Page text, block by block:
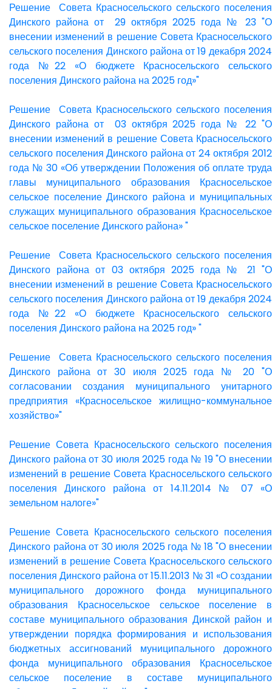
Решение Совета Красносельского сельского поселения
Динского района от 29 октября 2025 года № 23 "О
внесении изменений в решение Совета Красносельского
сельского поселения Динского района от 19 декабря 2024
года №22 «О бюджете Красносельского сельского
поселения Динского района на 2025 год»"
Решение Совета Красносельского сельского поселения
Динского района от 03 октября 2025 года № 22 "О
внесении изменений в решение Совета Красносельского
сельского поселения Динского района от 24 октября 2012
года № 30 «Об утверждении Положения об оплате труда
главы муниципального образования Красносельское
сельское поселение Динского района и муниципальных
служащих муниципального образования Красносельское
сельское поселение Динского района» "
Решение Совета Красносельского сельского поселения
Динского района от 03 октября 2025 года № 21 "О
внесении изменений в решение Совета Красносельского
сельского поселения Динского района от 19 декабря 2024
года №22 «О бюджете Красносельского сельского
поселения Динского района на 2025 год» "
Решение Совета Красносельского сельского поселения
Динского района от 30 июля 2025 года № 20 "О
согласовании создания муниципального унитарного
предприятия «Красносельское жилищно-коммунальное
хозяйство»"
Решение Совета Красносельского сельского поселения
Динского района от 30 июля 2025 года № 19 "О внесении
изменений в решение Совета Красносельского сельского
поселения Динского района от 14.11.2014 № 07 «О
земельном налоге»"
Решение Совета Красносельского сельского поселения
Динского района от 30 июля 2025 года № 18 "О внесении
изменений в решение Совета Красносельского сельского
поселения Динского района от 15.11.2013 № 31 «О создании
муниципального дорожного фонда муниципального
образования Красносельское сельское поселение в
составе муниципального образования Динской район и
утверждении порядка формирования и использования
бюджетных ассигнований муниципального дорожного
фонда муниципального образования Красносельское
сельское поселение в составе муниципального